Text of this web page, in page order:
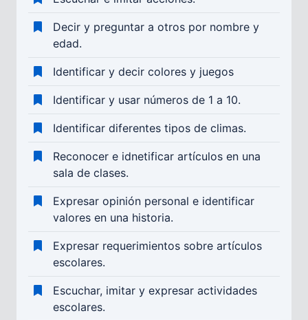
Decir y preguntar a otros por nombre y
edad.
Identificar y decir colores y juegos
Identificar y usar números de 1 a 10.
Identificar diferentes tipos de climas.
Reconocer e idnetificar artículos en una
sala de clases.
Expresar opinión personal e identificar
valores en una historia.
Expresar requerimientos sobre artículos
escolares.
Escuchar, imitar y expresar actividades
escolares.